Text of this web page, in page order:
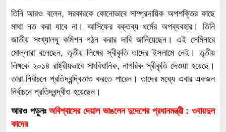
তিনি আরও বলেন, সরকারকে কোনোভাবে সাম্প্রদায়িক অপশক্তির কাছে
মাথা নত করা যাবে না। আসিফের বক্তব্য ধর্মের অপব্যবহার। তিনি
জাতীয় সংখ্যালঘু কমিশন গঠন করার দাবি জানিয়েছেন। এই সেমিনারে
মোল্লারা বলেছেন, তৃতীয় লিঙ্গের স্বীকৃতি তাদের ইসলামে নেই। তৃতীয়
লিঙ্গকে ২০১৪ রাষ্ট্রীয়ভাবে সাংবিধানিক, নাগরিক স্বীকৃতি দেওয়া হয়েছে।
তারা নির্বাচনে প্রতিদ্বন্দ্বিতাও করতে পারেন। তাদের মধ্যে এবার একজন
নির্বাচনে প্রতিদ্বন্দ্বীও হয়েছেন।
আরও পড়ুনঃঅবিশ্বাসের দেয়াল ভাঙলেন দুদেশের প্রধানমন্ত্রী : ওবায়দুল
কাদের